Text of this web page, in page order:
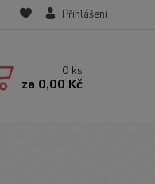
Přihlášení
0 ks
za 0,00 Kč